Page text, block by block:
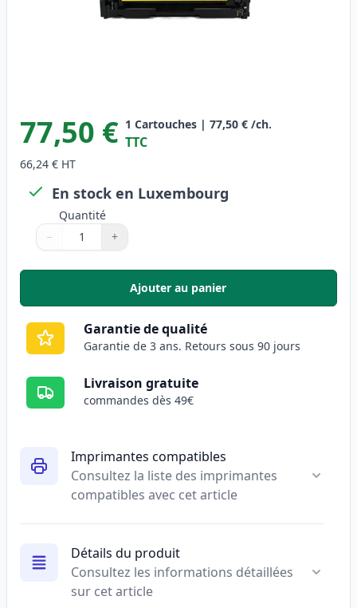
Imprimantes compatibles
Consultez la liste des imprimantes
compatibles avec cet article
Détails du produit
Consultez les informations détaillées
sur cet article
77,50 € 1 Cartouches | 77,50 € /ch.
TTC
66,24 € HT
En stock en Luxembourg
Quantité
Quantité
Utilisez les boutons pour ajuster
− +
Quantité
Ajouter au panier
,HP 410A (CF412A) toner
Garantie de qualité
Garantie de 3 ans. Retours sous 90 jours
Livraison gratuite
commandes dès 49€